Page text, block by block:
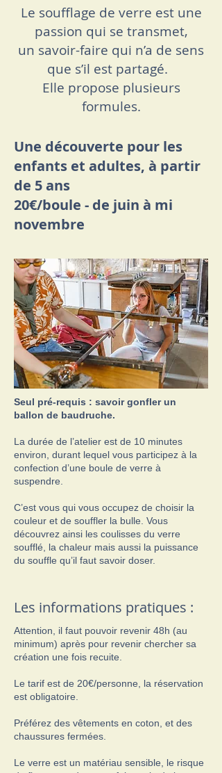
Le soufflage de verre est une
passion qui se transmet,
un savoir-faire qui n’a de sens
que s’il est partagé.
Elle propose plusieurs
formules.
Une découverte pour les
enfants et adultes, à partir
de 5 ans
20€/boule - de juin à mi
novembre
Seul pré-requis : savoir gonfler un
ballon de baudruche.
La durée de l’atelier est de 10 minutes
environ, durant lequel vous participez à la
confection d’une boule de verre à
suspendre.
C’est vous qui vous occupez de choisir la
couleur et de souffler la bulle. Vous
découvrez ainsi les coulisses du verre
soufflé, la chaleur mais aussi la puissance
du souffle qu’il faut savoir doser.
Les informations pratiques :
Attention, il faut pouvoir revenir 48h (au
minimum) après pour revenir chercher sa
création une fois recuite.
Le tarif est de 20€/personne, la réservation
est obligatoire.
Préférez des vêtements en coton, et des
chaussures fermées.
Le verre est un matériau sensible, le risque